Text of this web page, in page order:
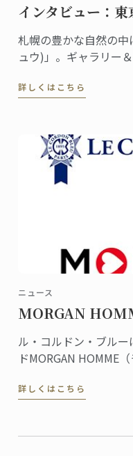
インタビュー：
札幌の豊かな自然の
ュウ)」。ギャラリー
ラン一つ星のレストラ
詳しくはこちら
ニュース
MORGAN
ル・コルドン・ブル
ドMORGAN HOMME
ツ、バッグ、マグカッ
詳しくはこちら